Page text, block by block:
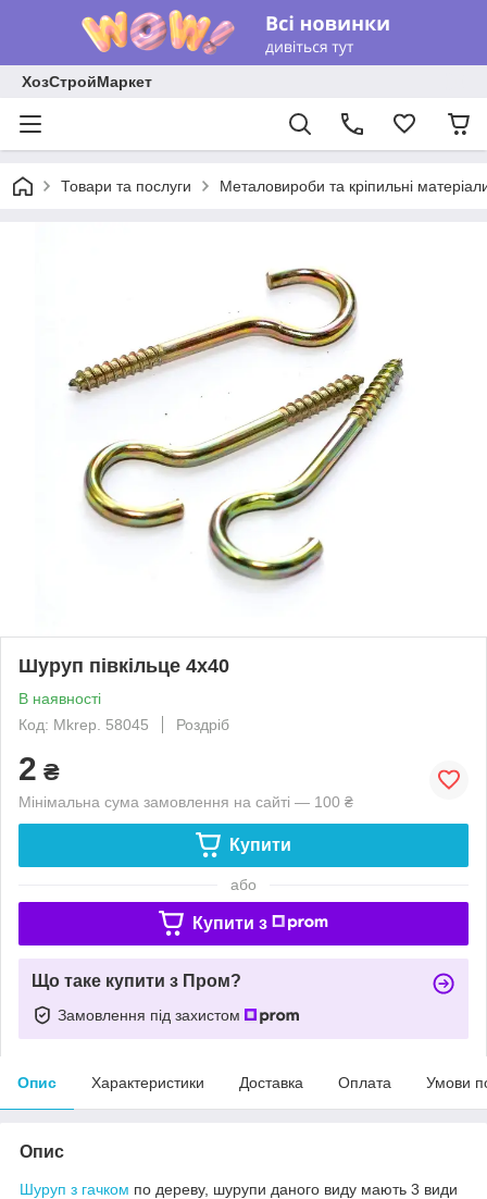
ХозСтройМаркет
Товари та послуги Металовироби та кріпильні
Шуруп півкільце 4х40
В наявності
Код: Mkrep. 58045
Роздріб
2 ₴
Мінімальна сума замовлення на сайті — 100 ₴
Купити
або
Купити з
Що таке купити з Пром?
Замовлення під захистом
Опис Характеристики Доставка Оплата Умови
Опис
Шуруп з гачком по дереву, шурупи даного виду мають 3 види